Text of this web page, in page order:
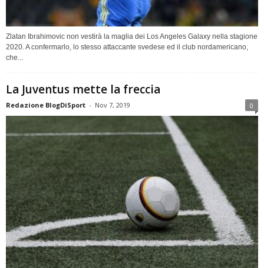
Zlatan Ibrahimovic non vestirà la maglia dei Los Angeles Galaxy nella stagione
2020. A confermarlo, lo stesso attaccante svedese ed il club nordamericano,
che...
La Juventus mette la freccia
Redazione BlogDiSport - Nov 7, 2019 0